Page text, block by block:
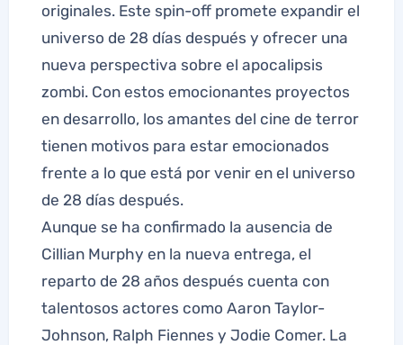
originales. Este spin-off promete expandir el
universo de 28 días después y ofrecer una
nueva perspectiva sobre el apocalipsis
zombi. Con estos emocionantes proyectos
en desarrollo, los amantes del cine de terror
tienen motivos para estar emocionados
frente a lo que está por venir en el universo
de 28 días después.
Aunque se ha confirmado la ausencia de
Cillian Murphy en la nueva entrega, el
reparto de 28 años después cuenta con
talentosos actores como Aaron Taylor-
Johnson, Ralph Fiennes y Jodie Comer. La